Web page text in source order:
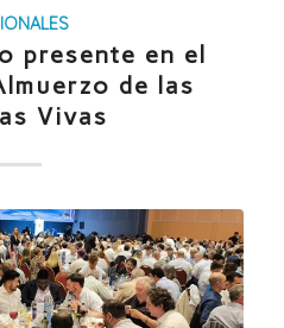
presente en el
de las
Vivas